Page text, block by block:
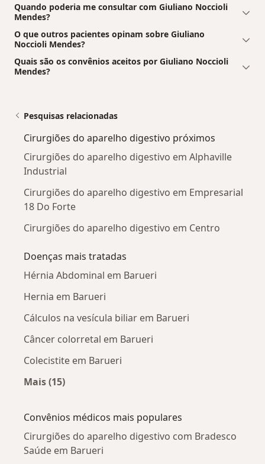
Quando poderia me consultar com Giuliano Noccioli
Mendes?
O que outros pacientes opinam sobre Giuliano
Noccioli Mendes?
Quais são os convênios aceitos por Giuliano Noccioli
Mendes?
Pesquisas relacionadas
Cirurgiões do aparelho digestivo próximos
Cirurgiões do aparelho digestivo em Alphaville
Industrial
Cirurgiões do aparelho digestivo em Empresarial
18 Do Forte
Cirurgiões do aparelho digestivo em Centro
Doenças mais tratadas
Hérnia Abdominal em Barueri
Hernia em Barueri
Cálculos na vesícula biliar em Barueri
Câncer colorretal em Barueri
Colecistite em Barueri
Mais (15)
Convênios médicos mais populares
Cirurgiões do aparelho digestivo com Bradesco
Saúde em Barueri